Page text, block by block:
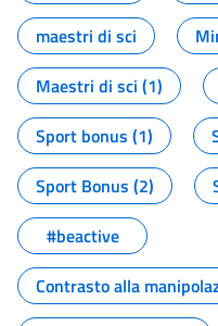
maestri di sci
Maestri di sci (1)
Sport bonus (1)
Sport Bonus (2)
#beactive
Contrasto alla